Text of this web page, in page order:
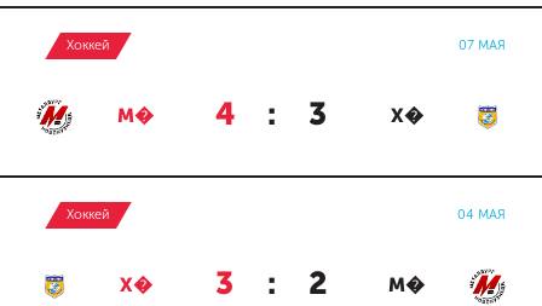
Хоккей 07 МАЯ
М� 4 : 3 Х�
Хоккей 04 МАЯ
Х� 3 : 2 М�